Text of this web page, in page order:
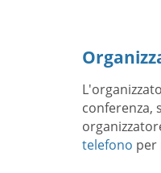
conferenza,
telefono per